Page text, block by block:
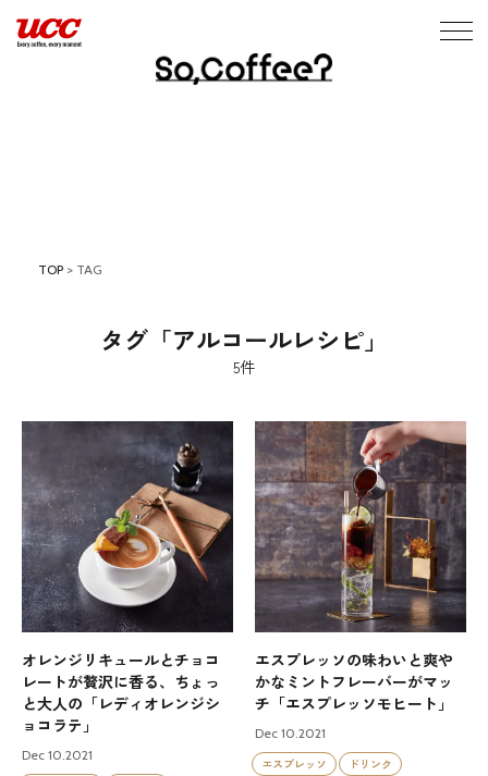
TOP > TAG
タグ「アルコールレシピ」
5件
オレンジリキュールとチョコ
レートが贅沢に香る、ちょっ
と大人の「レディオレンジシ
ョコラテ」
Dec 10.2021
エスプレッソの味わいと爽や
かなミントフレーバーがマッ
チ「エスプレッソモヒート」
Dec 10.2021
エスプレッソ
ドリンク